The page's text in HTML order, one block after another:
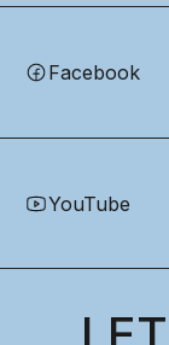
Facebook
YouTube